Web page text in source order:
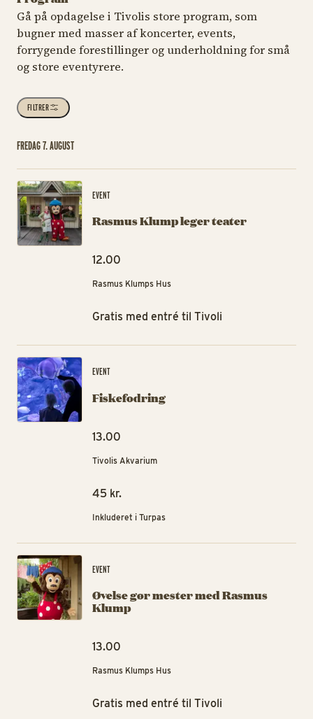
Gå på opdagelse i Tivolis store program, som
bugner med masser af koncerter, events,
forrygende forestillinger og underholdning for små
og store eventyrere.
FILTRER
FREDAG 7. AUGUST
EVENT
Rasmus Klump leger teater
12.00
Rasmus Klumps Hus
Gratis med entré til Tivoli
EVENT
Fiskefodring
13.00
Tivolis Akvarium
45 kr.
Inkluderet i Turpas
EVENT
Øvelse gør mester med Rasmus
Klump
13.00
Rasmus Klumps Hus
Gratis med entré til Tivoli